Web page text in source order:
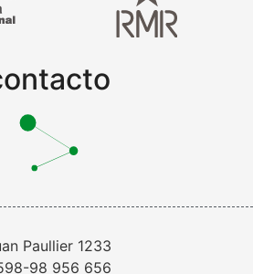
Paullier 1233
98 956 656